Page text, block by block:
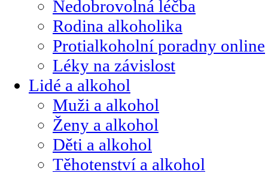
Nedobrovolná léčba
Rodina alkoholika
Protialkoholní poradny online
Léky na závislost
Lidé a alkohol
Muži a alkohol
Ženy a alkohol
Děti a alkohol
Těhotenství a alkohol